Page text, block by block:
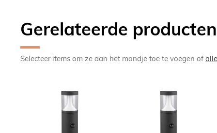
Gerelateerde producten
Selecteer items om ze aan het mandje toe te voegen of